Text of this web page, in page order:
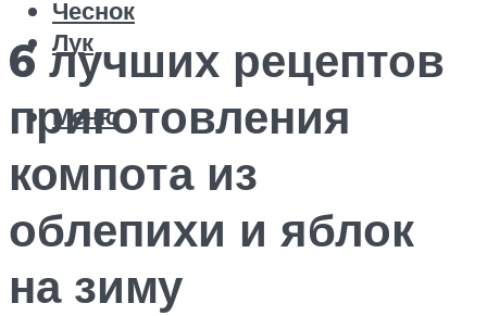
Чеснок
Лук
Меню
6 лучших рецептов
приготовления
компота из
облепихи и яблок
на зиму